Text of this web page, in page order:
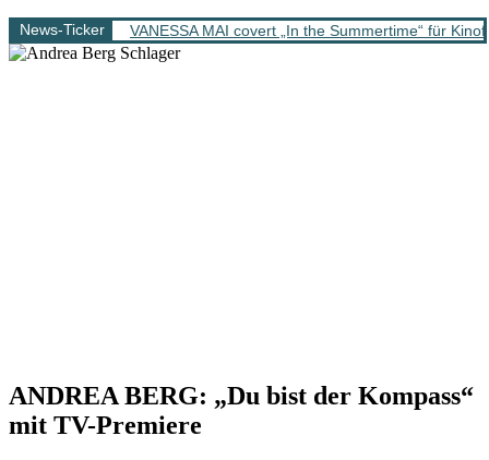
News-Ticker VANESSA MAI covert „In the Summertime“ für
ANDREA BERG: „Du bist der Kompass“
mit TV-Premiere